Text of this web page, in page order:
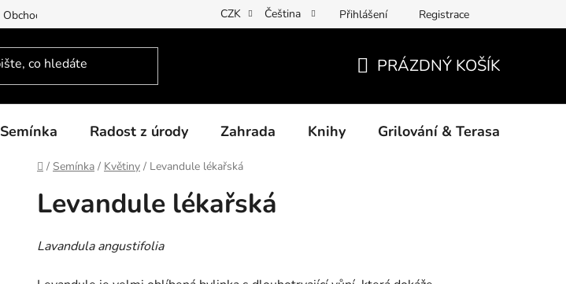
Obchodní podmínky Podmínky ochrany osobních údajů Povinné informace a odkazy ÚKZÚZ
CZK Čeština Přihlášení Registrace
KOŠÍK
PRÁZDNÝ KOŠÍK
Semínka Radost z úrody Zahrada Knihy Grilování & Terasa
Domů
/ Semínka / Květiny / Levandule lékařská
Levandule lékařská
Lavandula angustifolia